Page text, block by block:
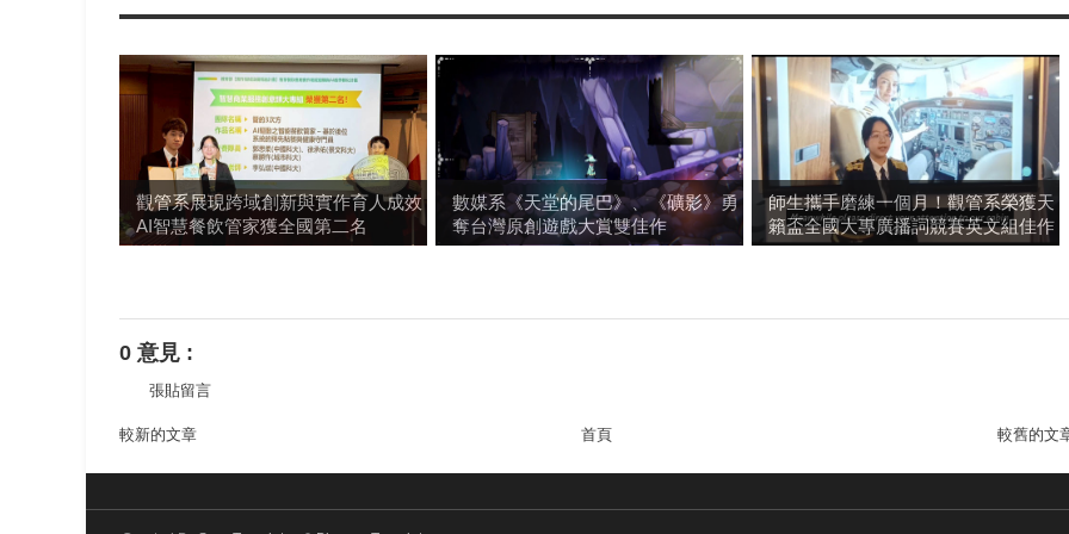
觀管系展現跨域創新與實作育人成效
AI智慧餐飲管家獲全國第二名
數媒系《天堂的尾巴》、《礦影》勇
奪台灣原創遊戲大賞雙佳作
師生攜手磨練一個月！觀管系榮獲天
籟盃全國大專廣播詞競賽英文組佳作
0 意見 :
張貼留言
較新的文章 較舊的文
首頁